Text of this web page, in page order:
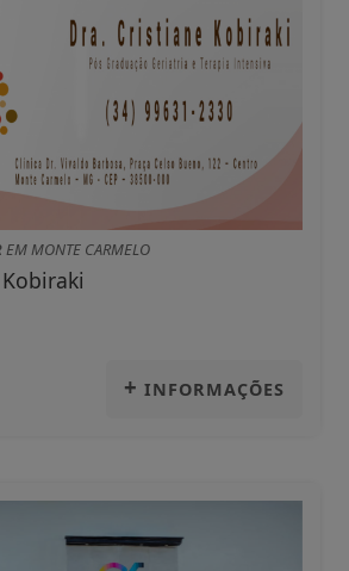
EM MONTE CARMELO
+ INFORMAÇÕES